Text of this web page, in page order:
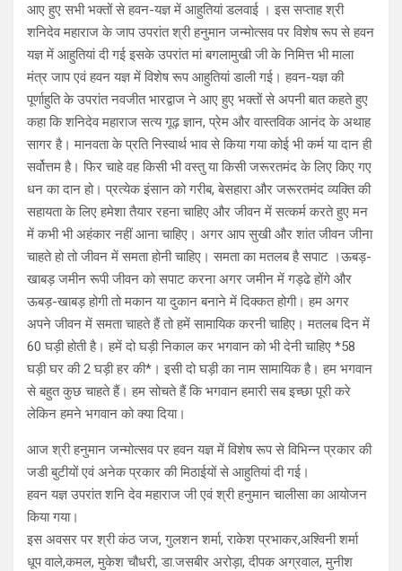
आए हुए सभी भक्तों से हवन-यज्ञ में आहुतियां डलवाई । इस सप्ताह श्री
शनिदेव महाराज के जाप उपरांत श्री हनुमान जन्मोत्सव पर विशेष रूप से हवन
यज्ञ में आहुतियां दी गई इसके उपरांत मां बगलामुखी जी के निमित्त भी माला
मंत्र जाप एवं हवन यज्ञ में विशेष रूप आहुतियां डाली गई। हवन-यज्ञ की
पूर्णाहुति के उपरांत नवजीत भारद्वाज ने आए हुए भक्तों से अपनी बात कहते हुए
कहा कि शनिदेव महाराज सत्य गूढ़ ज्ञान, प्रेम और वास्तविक आनंद के अथाह
सागर है। मानवता के प्रति निस्वार्थ भाव से किया गया कोई भी कर्म या दान ही
सर्वोत्तम है। फिर चाहे वह किसी भी वस्तु या किसी जरूरतमंद के लिए किए गए
धन का दान हो। प्रत्येक इंसान को गरीब, बेसहारा और जरूरतमंद व्यक्ति की
सहायता के लिए हमेशा तैयार रहना चाहिए और जीवन में सत्कर्म करते हुए मन
में कभी भी अहंकार नहीं आना चाहिए। अगर आप सुखी और शांत जीवन जीना
चाहते हो तो जीवन में समता होनी चाहिए। समता का मतलब है सपाट ।ऊबड़-
खाबड़ जमीन रूपी जीवन को सपाट करना अगर जमीन में गड्ढे होंगे और
ऊबड़-खाबड़ होगी तो मकान या दुकान बनाने में दिक्कत होगी। हम अगर
अपने जीवन में समता चाहते हैं तो हमें सामायिक करनी चाहिए। मतलब दिन में
60 घड़ी होती है। हमें दो घड़ी निकाल कर भगवान को भी देनी चाहिए *58
घड़ी घर की 2 घड़ी हर की*। इसी दो घड़ी का नाम सामायिक है। हम भगवान
से बहुत कुछ चाहते हैं। हम सोचते हैं कि भगवान हमारी सब इच्छा पूरी करे
लेकिन हमने भगवान को क्या दिया।
आज श्री हनुमान जन्मोत्सव पर हवन यज्ञ में विशेष रूप से विभिन्न प्रकार की
जडी बुटीयों एवं अनेक प्रकार की मिठाईयों से आहुतियां दी गई।
हवन यज्ञ उपरांत शनि देव महाराज जी एवं श्री हनुमान चालीसा का आयोजन
किया गया।
इस अवसर पर श्री कंठ जज, गुलशन शर्मा, राकेश प्रभाकर,अश्विनी शर्मा
धूप वाले,कमल, मुकेश चौधरी, डा.जसबीर अरोड़ा, दीपक अग्रवाल, मुनीश